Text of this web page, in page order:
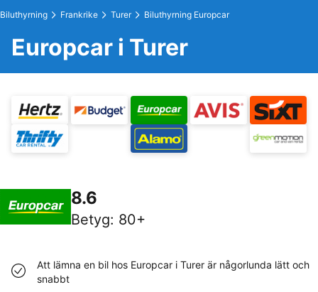
Biluthyrning Frankrike Turer Biluthyrning Europcar
Europcar i Turer
8.6
Betyg: 80+
Att lämna en bil hos Europcar i Turer är någorlunda lätt och
snabbt